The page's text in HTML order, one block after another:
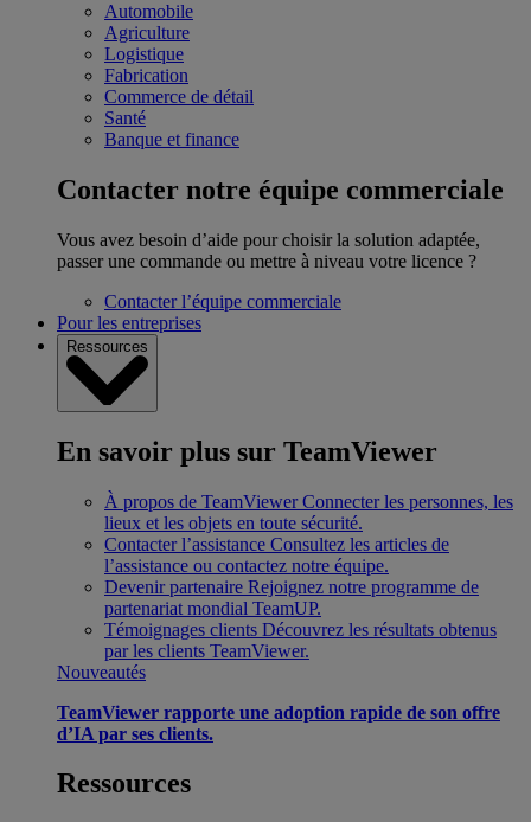
Automobile
Agriculture
Logistique
Fabrication
Commerce de détail
Santé
Banque et finance
Contacter notre équipe commerciale
Vous avez besoin d’aide pour choisir la solution adaptée,
passer une commande ou mettre à niveau votre licence ?
Contacter l’équipe commerciale
Pour les entreprises
Ressources
En savoir plus sur TeamViewer
À propos de TeamViewer Connecter les personnes, les
lieux et les objets en toute sécurité.
Contacter l’assistance Consultez les articles de
l’assistance ou contactez notre équipe.
Devenir partenaire Rejoignez notre programme de
partenariat mondial TeamUP.
Témoignages clients Découvrez les résultats obtenus
par les clients TeamViewer.
Nouveautés
TeamViewer rapporte une adoption rapide de son offre
d’IA par ses clients.
Ressources